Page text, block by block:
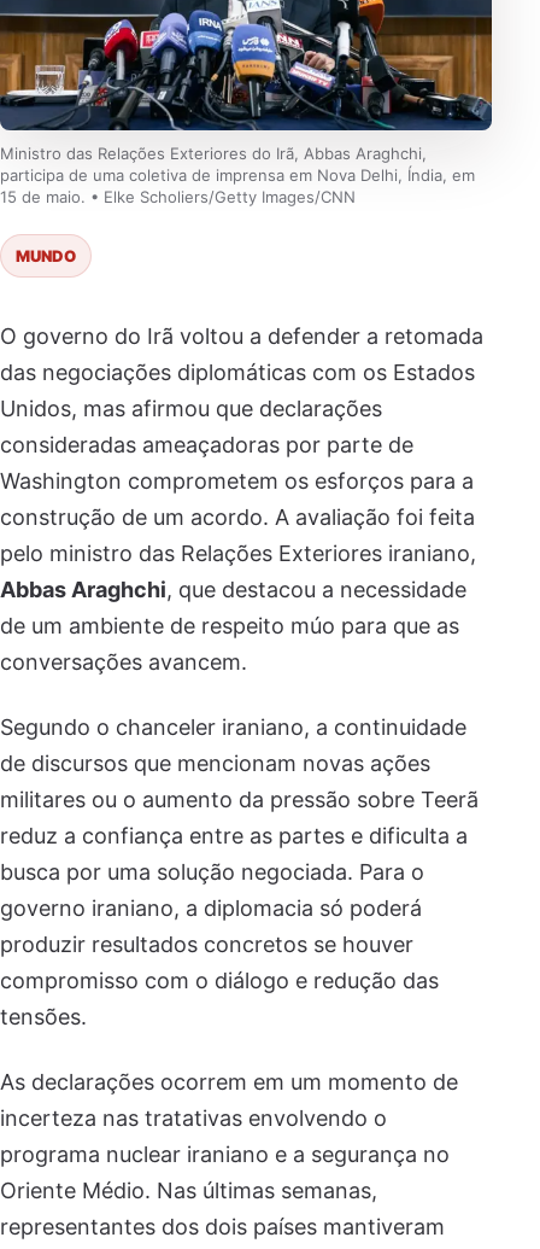
Ministro das Relações Exteriores do Irã, Abbas Araghchi,
participa de uma coletiva de imprensa em Nova Delhi, Índia, em
15 de maio. • Elke Scholiers/Getty Images/CNN
MUNDO
O governo do Irã voltou a defender a retomada
das negociações diplomáticas com os Estados
Unidos, mas afirmou que declarações
consideradas ameaçadoras por parte de
Washington comprometem os esforços para a
construção de um acordo. A avaliação foi feita
pelo ministro das Relações Exteriores iraniano,
Abbas Araghchi, que destacou a necessidade
de um ambiente de respeito múo para que as
conversações avancem.
Segundo o chanceler iraniano, a continuidade
de discursos que mencionam novas ações
militares ou o aumento da pressão sobre Teerã
reduz a confiança entre as partes e dificulta a
busca por uma solução negociada. Para o
governo iraniano, a diplomacia só poderá
produzir resultados concretos se houver
compromisso com o diálogo e redução das
tensões.
As declarações ocorrem em um momento de
incerteza nas tratativas envolvendo o
programa nuclear iraniano e a segurança no
Oriente Médio. Nas últimas semanas,
representantes dos dois países mantiveram